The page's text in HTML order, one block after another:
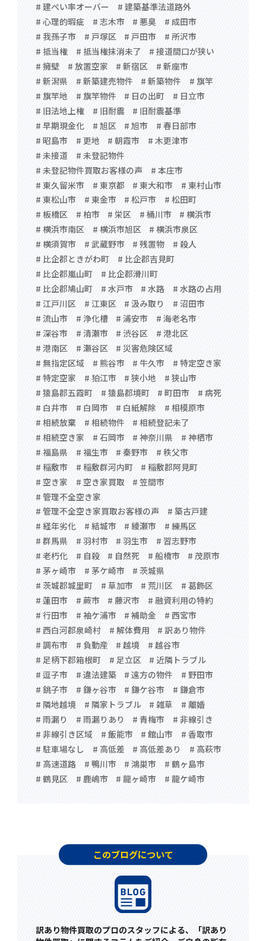
# 建ぺい率オーバー
# 建築基準法道路外
# 心理的瑕疵
# 志木市 # 悪臭
# 成田市
# 我孫子市
# 戸塚区 # 戸田市
# 所沢市
# 抵当権
# 抵当権抹消未了
# 接道間口が狭い
# 擁壁
# 放置空家 # 新宿区
# 新座市
# 新潟県
# 新築建売物件 # 新築物件
# 旗竿
# 旗竿地
# 旗竿物件 # 日の出町
# 日立市
# 旧法地上権
# 旧耐震
# 旧耐震基準
# 早期現金化
# 旭区 # 旭市
# 春日部市
# 昭島市
# 更地 # 朝霞市
# 木更津市
# 未接道
# 未登記物件
# 未登記物件買取お客様の声
# 本庄市
# 東久留米市
# 東京都 # 東大和市
# 東村山市
# 東松山市
# 東金市 # 松戸市
# 松田町
# 板橋区
# 柏市 # 栄区 # 桶川市
# 横浜市
# 横浜市南区
# 横浜市旭区
# 横浜市泉区
# 横須賀市
# 武蔵野市 # 残置物
# 殺人
# 比企郡ときがわ町
# 比企郡吉見町
# 比企郡嵐山町
# 比企郡滑川町
# 比企郡鳩山町
# 水戸市 # 水路
# 水路の占用
# 江戸川区
# 江東区 # 汲み取り
# 沼田市
# 流山市
# 浄化槽 # 浦安市
# 海老名市
# 深谷市
# 清瀬市 # 渋谷区
# 港北区
# 港南区
# 瀬谷区
# 災害危険区域
# 無指定区域
# 熊谷市 # 牛久市
# 特定空き家
# 特定空家
# 狛江市 # 狭小地
# 狭山市
# 猿島郡五霞町
# 猿島郡境町 # 町田市
# 病死
# 白井市
# 白岡市 # 白紙解除
# 相模原市
# 相続放棄
# 相続物件
# 相続登記未了
# 相続空き家
# 石岡市 # 神奈川県
# 神栖市
# 福島県
# 福生市 # 秦野市
# 秩父市
# 稲敷市
# 稲敷群河内町
# 稲敷郡阿見町
# 空き家
# 空き家買取
# 笠間市
# 管理不全空き家
# 管理不全空き家買取お客様の声
# 築古戸建
# 経年劣化
# 結城市 # 綾瀬市
# 練馬区
# 群馬県
# 羽村市 # 羽生市
# 習志野市
# 老朽化
# 自殺 # 自然死 # 船橋市
# 茂原市
# 茅ヶ崎市
# 茅ケ崎市
# 茨城県
# 茨城郡城里町
# 草加市 # 荒川区
# 葛飾区
# 蓮田市
# 蕨市 # 藤沢市
# 融資利用の特約
# 行田市
# 袖ケ浦市 # 補助金
# 西宮市
# 西白河郡泉崎村
# 解体費用
# 訳あり物件
# 調布市
# 負動産 # 越境
# 越谷市
# 足柄下郡箱根町
# 足立区
# 近隣トラブル
# 逗子市
# 違法建築 # 遠方の物件
# 野田市
# 銚子市
# 鎌ヶ谷市 # 鎌ケ谷市
# 鎌倉市
# 隣地越境
# 隣家トラブル # 雑草
# 離婚
# 雨漏り
# 雨漏りあり # 青梅市
# 非線引き
# 非線引き区域
# 飯能市 # 館山市
# 香取市
# 駐車場なし
# 高低差 # 高低差あり
# 高萩市
# 高速道路
# 鴨川市 # 鴻巣市
# 鶴ヶ島市
# 鶴見区
# 鹿嶋市 # 龍ヶ崎市 # 龍ケ崎市
このブログについて
訳あり物件買取のプロのスタッフによる、「訳あり